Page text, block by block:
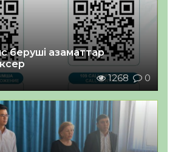
беруші азаматтар
1268 0